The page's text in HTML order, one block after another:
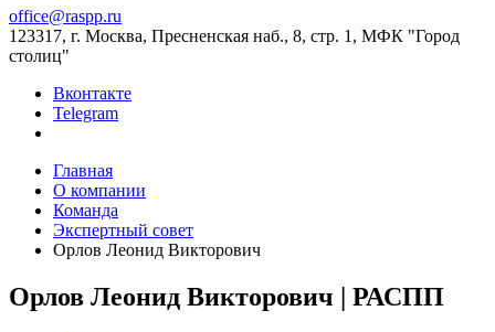
office@raspp.ru
123317, г. Москва, Пресненская наб., 8, стр. 1, МФК "Город
столиц"
Вконтакте
Telegram
Главная
О компании
Команда
Экспертный совет
Орлов Леонид Викторович
Орлов Леонид Викторович | РАСПП